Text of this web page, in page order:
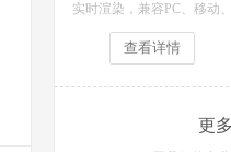
实时渲染，兼容PC、移动、
查看详情
更